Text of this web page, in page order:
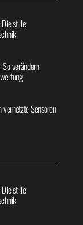
Die stille
So verändern
Sensoren
Die stille